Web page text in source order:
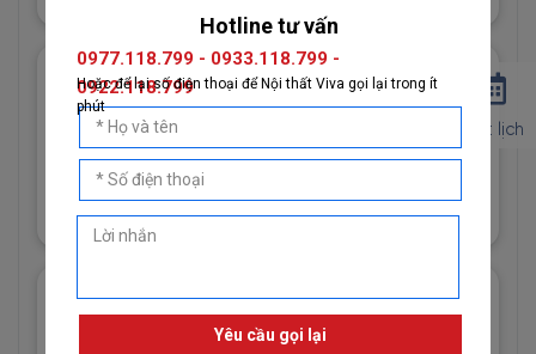
Giấy Dán Tường Imperial Mã
81013-2 Vân Vải Dệt Màu
Giấy Dán Tường Imperial Mã
81013-3 Hoạ Tiết Vải Bố Màu
Đặt lịch